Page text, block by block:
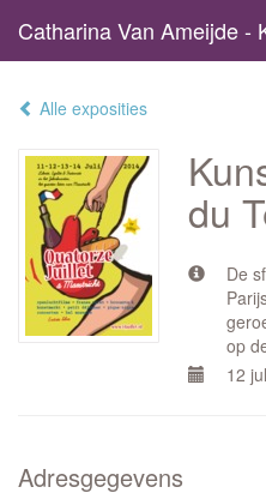
Alle exposities
du
De
op
12
Adresgegevens